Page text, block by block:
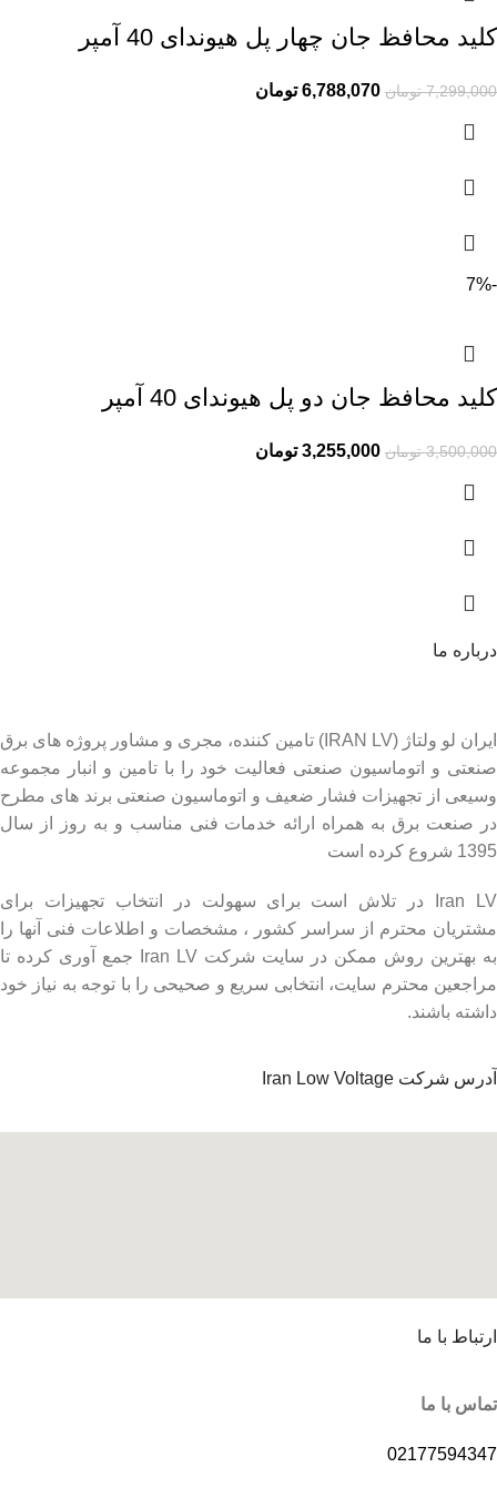
کلید محافظ جان چهار پل هیوندای 40 آمپر
7,299,000 تومان 6,788,070 تومان
-7%
کلید محافظ جان دو پل هیوندای 40 آمپر
3,500,000 تومان 3,255,000 تومان
درباره ما
ایران لو ولتاژ (IRAN LV) تامین کننده، مجری و مشاور پروژه های برق
صنعتی و اتوماسیون صنعتی فعالیت خود را با تامین و انبار مجموعه
وسیعی از تجهیزات فشار ضعیف و اتوماسیون صنعتی برند های مطرح
در صنعت برق به همراه ارائه خدمات فنی مناسب و به روز از سال
1395 شروع کرده است
Iran LV در تلاش است برای سهولت در انتخاب تجهیزات برای
مشتریان محترم از سراسر کشور ، مشخصات و اطلاعات فنی آنها را
به بهترین روش ممکن در سایت شرکت Iran LV جمع آوری کرده تا
مراجعین محترم سایت، انتخابی سریع و صحیحی را با توجه به نیاز خود
داشته باشند.
آدرس شرکت Iran Low Voltage
ارتباط با ما
تماس با ما
02177594347